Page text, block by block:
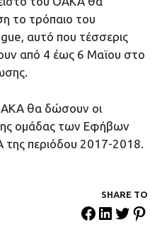
το τρόπαιο τoυ
αυτό που τέσσερις
από 4 έως 6 Μαϊου στο
θα δώσουν οι
ομάδας των Εφήβων
περιόδου 2017-2018.
SHARE ΤΟ